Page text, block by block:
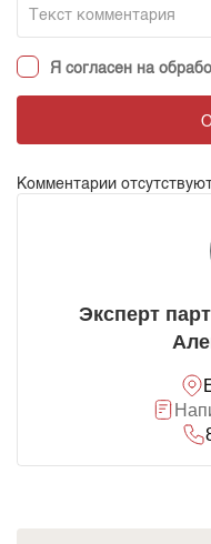
Я согласен на
Комментарии
Эксперт